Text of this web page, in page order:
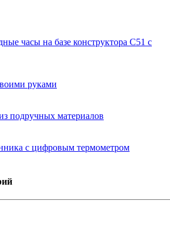
часы на базе конструктора С51 с
руками
подручных материалов
с цифровым термометром